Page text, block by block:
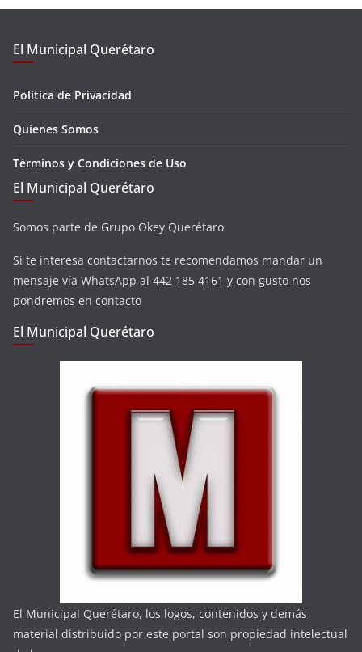
El Municipal Querétaro
Política de Privacidad
Quienes Somos
Términos y Condiciones de Uso
El Municipal Querétaro
Somos parte de Grupo Okey Querétaro
Si te interesa contactarnos te recomendamos mandar un
mensaje vía WhatsApp al 442 185 4161 y con gusto nos
pondremos en contacto
El Municipal Querétaro
El Municipal Querétaro, los logos, contenidos y demás
material distribuido por este portal son propiedad intelectual